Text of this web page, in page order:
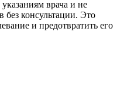
нужно сдавать, чтобы